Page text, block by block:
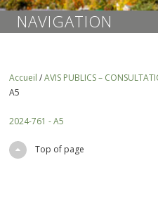
NAVIGATION
Accueil /AVIS PUBLICS –
A5
2024-761 - A5
Top of page